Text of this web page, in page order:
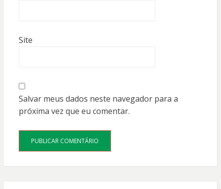
Site
Salvar meus dados neste navegador para a
próxima vez que eu comentar.